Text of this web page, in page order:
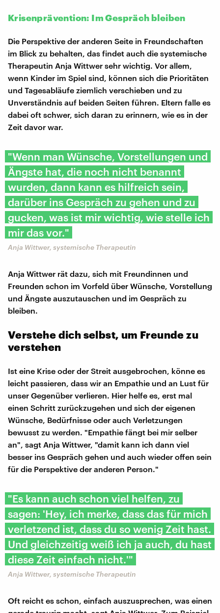
Krisenprävention: Im Gespräch bleiben
Die Perspektive der anderen Seite in Freundschaften
im Blick zu behalten, das findet auch die systemische
Therapeutin Anja Wittwer sehr wichtig. Vor allem,
wenn Kinder im Spiel sind, können sich die Prioritäten
und Tagesabläufe ziemlich verschieben und zu
Unverständnis auf beiden Seiten führen. Eltern falle es
dabei oft schwer, sich daran zu erinnern, wie es in der
Zeit davor war.
"Wenn man Wünsche, Vorstellungen und
Ängste hat, die noch nicht benannt
wurden, dann kann es hilfreich sein,
darüber ins Gespräch zu gehen und zu
gucken, was ist mir wichtig, wie stelle ich
mir das vor."
Anja Wittwer, systemische Therapeutin
Anja Wittwer rät dazu, sich mit Freundinnen und
Freunden schon im Vorfeld über Wünsche, Vorstellung
und Ängste auszutauschen und im Gespräch zu
bleiben.
Verstehe dich selbst, um Freunde zu
verstehen
Ist eine Krise oder der Streit ausgebrochen, könne es
leicht passieren, dass wir an Empathie und an Lust für
unser Gegenüber verlieren. Hier helfe es, erst mal
einen Schritt zurückzugehen und sich der eigenen
Wünsche, Bedürfnisse oder auch Verletzungen
bewusst zu werden. "Empathie fängt bei mir selber
an", sagt Anja Wittwer, "damit kann ich dann viel
besser ins Gespräch gehen und auch wieder offen sein
für die Perspektive der anderen Person."
"Es kann auch schon viel helfen, zu
sagen: 'Hey, ich merke, dass das für mich
verletzend ist, dass du so wenig Zeit hast.
Und gleichzeitig weiß ich ja auch, du hast
diese Zeit einfach nicht.'"
Anja Wittwer, systemische Therapeutin
Oft reicht es schon, einfach auszusprechen, was einen